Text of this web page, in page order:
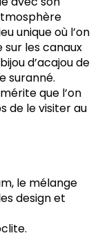
unique où l’on
les canaux
d’acajou de
suranné.
que l’on
de le visiter au
le mélange
design et